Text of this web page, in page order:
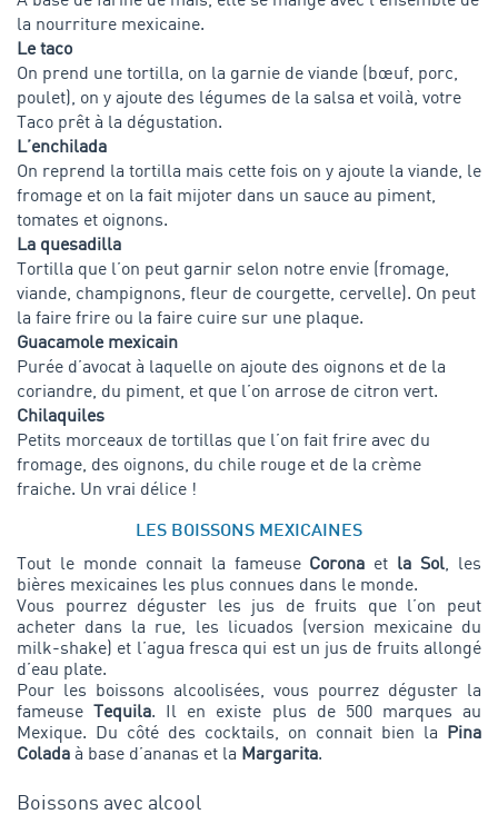
la nourriture mexicaine.
Le taco
On prend une tortilla, on la garnie de viande (bœuf, porc,
poulet), on y ajoute des légumes de la salsa et voilà, votre
Taco prêt à la dégustation.
L’enchilada
On reprend la tortilla mais cette fois on y ajoute la viande, le
fromage et on la fait mijoter dans un sauce au piment,
tomates et oignons.
La quesadilla
Tortilla que l’on peut garnir selon notre envie (fromage,
viande, champignons, fleur de courgette, cervelle). On peut
la faire frire ou la faire cuire sur une plaque.
Guacamole mexicain
Purée d’avocat à laquelle on ajoute des oignons et de la
coriandre, du piment, et que l’on arrose de citron vert.
Chilaquiles
Petits morceaux de tortillas que l’on fait frire avec du
fromage, des oignons, du chile rouge et de la crème
fraiche. Un vrai délice !
LES BOISSONS MEXICAINES
Tout le monde connait la fameuse Corona et la Sol, les
bières mexicaines les plus connues dans le monde.
Vous pourrez déguster les jus de fruits que l’on peut
acheter dans la rue, les licuados (version mexicaine du
milk-shake) et l’agua fresca qui est un jus de fruits allongé
d’eau plate.
Pour les boissons alcoolisées, vous pourrez déguster la
fameuseTequila. Il en existe plus de 500 marques au
Mexique. Du côté des cocktails, on connait bien la Pina
Colada à base d’ananas et la Margarita.
Boissons avec alcool